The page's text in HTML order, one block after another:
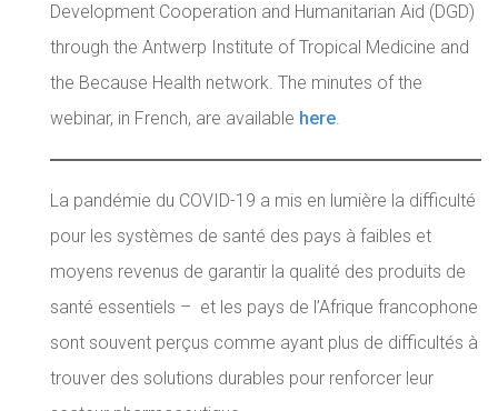
Development Cooperation and Humanitarian Aid (DGD)
through the Antwerp Institute of Tropical Medicine and
the Because Health network. The minutes of the
webinar, in French, are available here.
La pandémie du COVID-19 a mis en lumière la difficulté
pour les systèmes de santé des pays à faibles et
moyens revenus de garantir la qualité des produits de
santé essentiels – et les pays de l’Afrique francophone
sont souvent perçus comme ayant plus de difficultés à
trouver des solutions durables pour renforcer leur